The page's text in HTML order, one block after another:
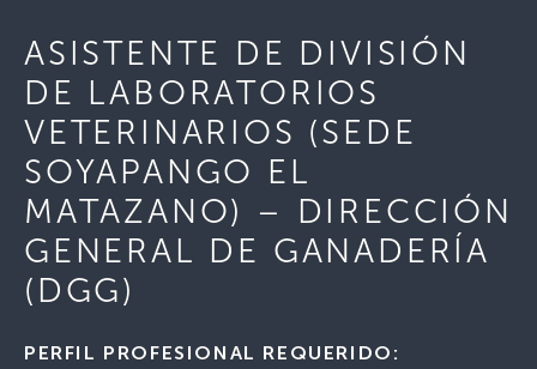
ASISTENTE DE DIVISIÓN
DE LABORATORIOS
VETERINARIOS (SEDE
SOYAPANGO EL
MATAZANO) – DIRECCIÓN
GENERAL DE GANADERÍA
(DGG)
PERFIL PROFESIONAL REQUERIDO: